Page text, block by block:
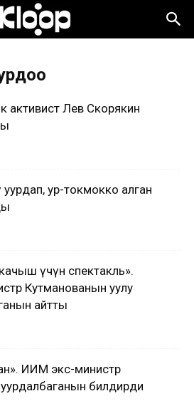
активист Лев Скорякин
ур-токмокко алган
үчүн спектакль».
Кутманованын уулу
айтты
ИИМ экс-министр
билдирди